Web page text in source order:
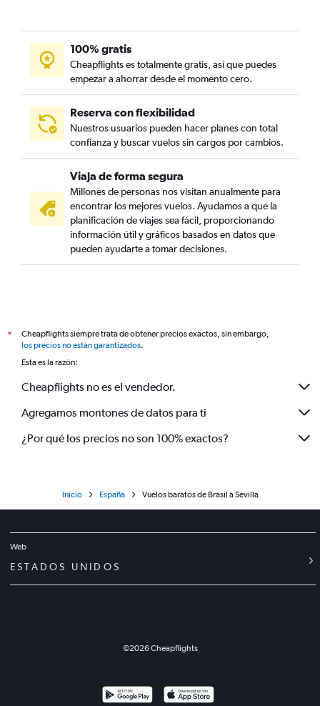
100% gratis
Cheapflights es totalmente gratis, así que puedes
empezar a ahorrar desde el momento cero.
Reserva con flexibilidad
Nuestros usuarios pueden hacer planes con total
confianza y buscar vuelos sin cargos por cambios.
Viaja de forma segura
Millones de personas nos visitan anualmente para
encontrar los mejores vuelos. Ayudamos a que la
planificación de viajes sea fácil, proporcionando
información útil y gráficos basados en datos que
pueden ayudarte a tomar decisiones.
*
Cheapflights siempre trata de obtener precios exactos, sin embargo,
los precios no están garantizados.
Esta es la razón:
Cheapflights no es el vendedor.
Agregamos montones de datos para ti
¿Por qué los precios no son 100% exactos?
Inicio España Vuelos baratos de Brasil a Sevilla
Web
ESTADOS UNIDOS
©2026Cheapflights